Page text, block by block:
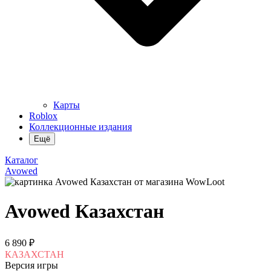
Карты
Roblox
Коллекционные издания
Ещё
Каталог
Avowed
Avowed Казахстан
6 890 ₽
КАЗАХСТАН
Версия игры